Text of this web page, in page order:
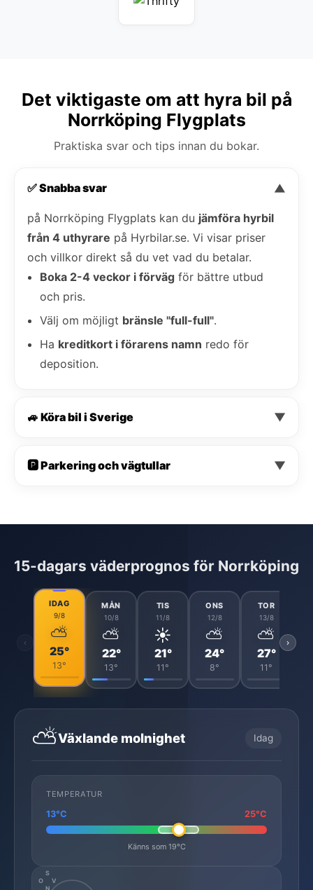
Det viktigaste om att hyra bil på
Norrköping Flygplats
Praktiska svar och tips innan du bokar.
✅ Snabba svar ▼
på Norrköping Flygplats kan du jämföra hyrbil
från 4 uthyrare på Hyrbilar.se. Vi visar priser
och villkor direkt så du vet vad du betalar.
Boka 2-4 veckor i förväg för bättre utbud
och pris.
Välj om möjligt bränsle "full-full".
Ha kreditkort i förarens namn redo för
deposition.
🚙 Köra bil i Sverige ▼
🅿️ Parkering och vägtullar ▼
15-dagars väderprognos för Norrköping
‹
IDAG
9/8
⛅
25°
13°
MÅN
10/8
⛅
22°
13°
TIS
11/8
☀️
21°
11°
ONS
12/8
⛅
24°
8°
TOR
13/8
⛅
27°
11°
›
⛅Växlande molnighet Idag
TEMPERATUR
13°C 25°C
Känns som 19°C
N
S
O
V